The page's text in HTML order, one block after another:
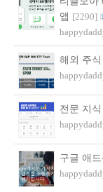
앱 [2290]
해외 주
전문 지
구글 애